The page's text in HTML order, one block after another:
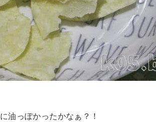
油っぽかったかなぁ？！